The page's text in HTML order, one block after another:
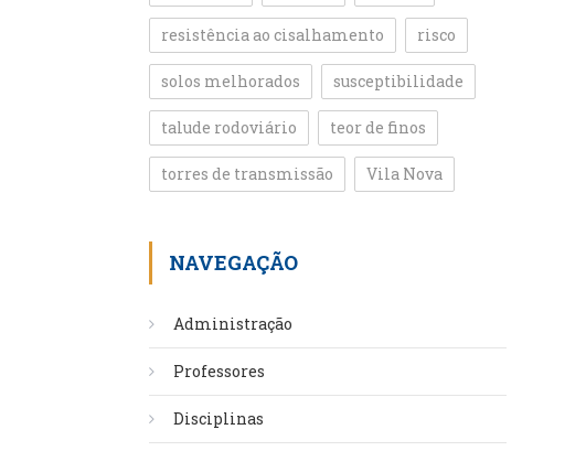
resistência ao cisalhamento risco
solos melhorados susceptibilidade
talude rodoviário teor de finos
torres de transmissão Vila Nova
NAVEGAÇÃO
Administração
Professores
Disciplinas